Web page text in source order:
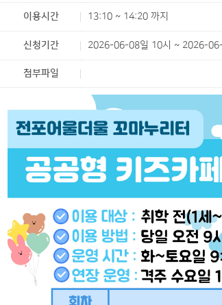
이용시간 13:10 ~ 14:20 까지
신청기간 2026-06-08일 10시 ~ 2026-06-
첨부파일